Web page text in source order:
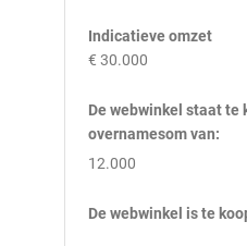
Indicatieve omzet
€ 30.000
De webwinkel staat te
overnamesom van:
12.000
De webwinkel is te